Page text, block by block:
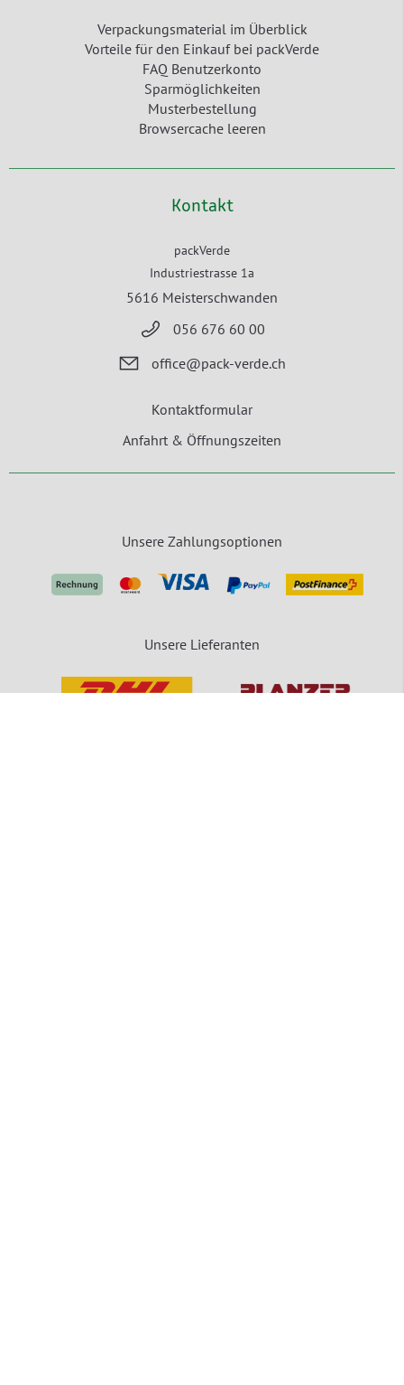
Verpackungsmaterial im Überblick
Vorteile für den Einkauf bei packVerde
FAQ Benutzerkonto
Sparmöglichkeiten
Musterbestellung
Browsercache leeren
Kontakt
packVerde
Industriestrasse 1a
5616 Meisterschwanden
056 676 60 00
office@pack-verde.ch
Kontaktformular
Anfahrt & Öffnungszeiten
Unsere Zahlungsoptionen
Unsere Lieferanten